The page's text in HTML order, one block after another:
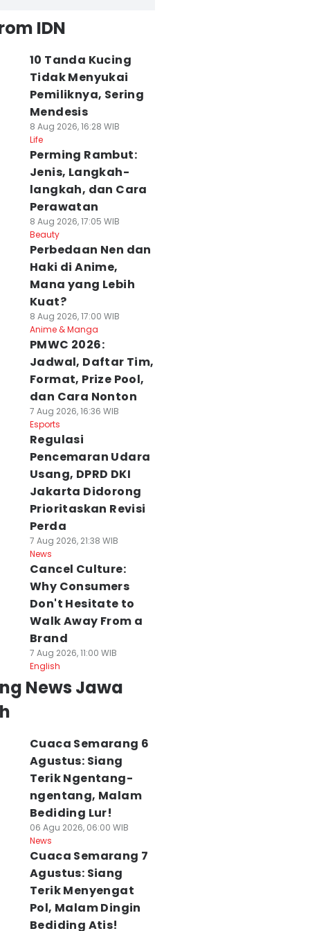
IDN
10 Tanda Kucing
Tidak Menyukai
Pemiliknya, Sering
Mendesis
8 Aug 2026, 16:28 WIB
Life
Perming Rambut:
Jenis, Langkah-
langkah, dan Cara
Perawatan
8 Aug 2026, 17:05 WIB
Beauty
Perbedaan Nen dan
Haki di Anime,
Mana yang Lebih
Kuat?
8 Aug 2026, 17:00 WIB
Anime & Manga
PMWC 2026:
Jadwal, Daftar Tim,
Format, Prize Pool,
dan Cara Nonton
7 Aug 2026, 16:36 WIB
Esports
Regulasi
Pencemaran Udara
Usang, DPRD DKI
Jakarta Didorong
Prioritaskan Revisi
Perda
7 Aug 2026, 21:38 WIB
News
Cancel Culture:
Why Consumers
Don't Hesitate to
Walk Away From a
Brand
7 Aug 2026, 11:00 WIB
English
News Jawa
Cuaca Semarang 6
Agustus: Siang
Terik Ngentang-
ngentang, Malam
Bediding Lur!
06 Agu 2026, 06:00 WIB
News
Cuaca Semarang 7
Agustus: Siang
Terik Menyengat
Pol, Malam Dingin
Bediding Atis!